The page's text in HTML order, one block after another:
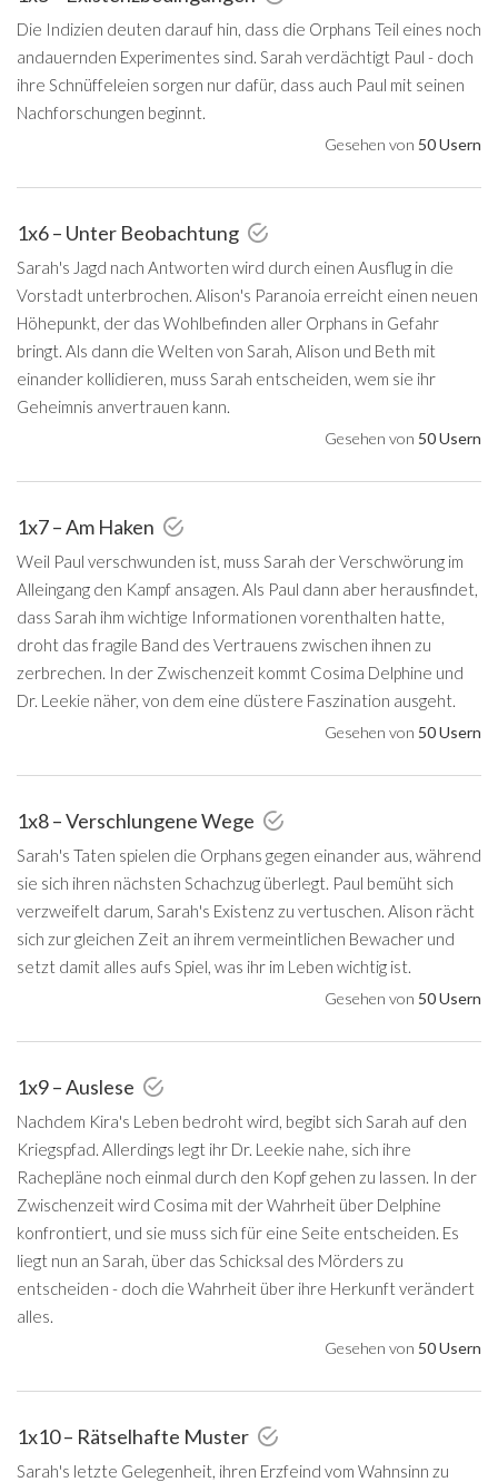
Die Indizien deuten darauf hin, dass die Orphans Teil eines noch
andauernden Experimentes sind. Sarah verdächtigt Paul - doch
ihre Schnüffeleien sorgen nur dafür, dass auch Paul mit seinen
Nachforschungen beginnt.
Gesehen von 50 Usern
1x6 – Unter Beobachtung
Sarah's Jagd nach Antworten wird durch einen Ausflug in die
Vorstadt unterbrochen. Alison's Paranoia erreicht einen neuen
Höhepunkt, der das Wohlbefinden aller Orphans in Gefahr
bringt. Als dann die Welten von Sarah, Alison und Beth mit
einander kollidieren, muss Sarah entscheiden, wem sie ihr
Geheimnis anvertrauen kann.
Gesehen von 50 Usern
1x7 – Am Haken
Weil Paul verschwunden ist, muss Sarah der Verschwörung im
Alleingang den Kampf ansagen. Als Paul dann aber herausfindet,
dass Sarah ihm wichtige Informationen vorenthalten hatte,
droht das fragile Band des Vertrauens zwischen ihnen zu
zerbrechen. In der Zwischenzeit kommt Cosima Delphine und
Dr. Leekie näher, von dem eine düstere Faszination ausgeht.
Gesehen von 50 Usern
1x8 – Verschlungene Wege
Sarah's Taten spielen die Orphans gegen einander aus, während
sie sich ihren nächsten Schachzug überlegt. Paul bemüht sich
verzweifelt darum, Sarah's Existenz zu vertuschen. Alison rächt
sich zur gleichen Zeit an ihrem vermeintlichen Bewacher und
setzt damit alles aufs Spiel, was ihr im Leben wichtig ist.
Gesehen von 50 Usern
1x9 – Auslese
Nachdem Kira's Leben bedroht wird, begibt sich Sarah auf den
Kriegspfad. Allerdings legt ihr Dr. Leekie nahe, sich ihre
Rachepläne noch einmal durch den Kopf gehen zu lassen. In der
Zwischenzeit wird Cosima mit der Wahrheit über Delphine
konfrontiert, und sie muss sich für eine Seite entscheiden. Es
liegt nun an Sarah, über das Schicksal des Mörders zu
entscheiden - doch die Wahrheit über ihre Herkunft verändert
alles.
Gesehen von 50 Usern
1x10 – Rätselhafte Muster
Sarah's letzte Gelegenheit, ihren Erzfeind vom Wahnsinn zu